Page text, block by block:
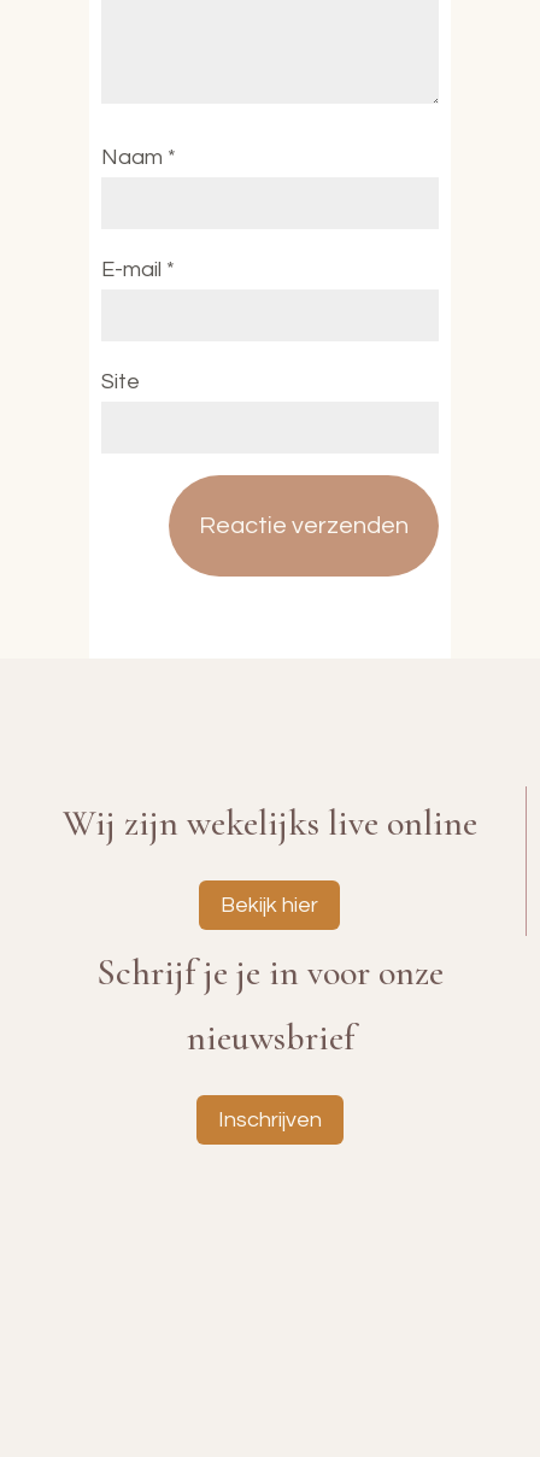
Naam *
E-mail *
Site
Wij zijn wekelijks live online
Bekijk hier
Schrijf je je in voor onze
nieuwsbrief
Inschrijven